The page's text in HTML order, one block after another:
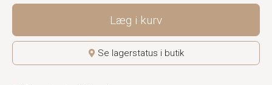
Læg i kurv
Se lagerstatus i butik